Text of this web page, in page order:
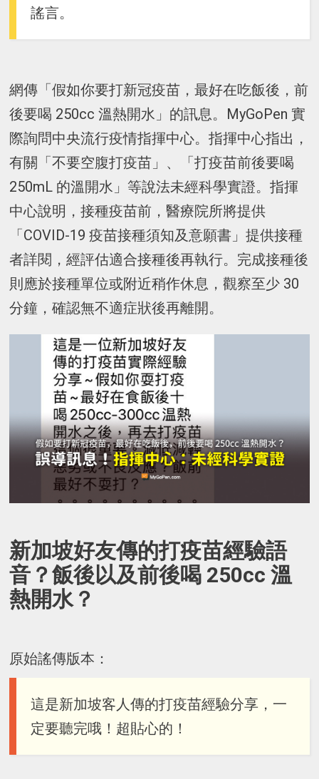
謠言。
網傳「假如你要打新冠疫苗，最好在吃飯後，前
後要喝 250cc 溫熱開水」的訊息。MyGoPen 實
際詢問中央流行疫情指揮中心。指揮中心指出，
有關「不要空腹打疫苗」、「打疫苗前後要喝
250mL 的溫開水」等說法未經科學實證。指揮
中心說明，接種疫苗前，醫療院所將提供
「COVID-19 疫苗接種須知及意願書」提供接種
者詳閱，經評估適合接種後再執行。完成接種後
則應於接種單位或附近稍作休息，觀察至少 30
分鐘，確認無不適症狀後再離開。
新加坡好友傳的打疫苗經驗語
音？飯後以及前後喝 250cc 溫
熱開水？
原始謠傳版本：
這是新加坡客人傳的打疫苗經驗分享，一
定要聽完哦！超貼心的！